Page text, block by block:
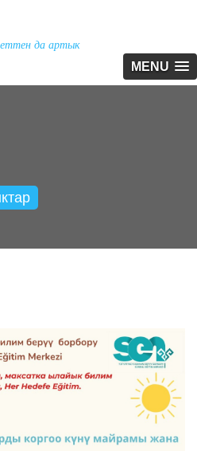
да артык
MENU